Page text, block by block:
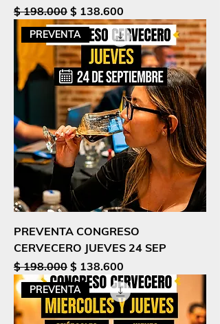
Precio
$ 198.000 Precio de oferta
$ 138.600
PREVENTA
PREVENTA CONGRESO
CERVECERO JUEVES 24 SEP
Precio
$ 198.000 Precio de oferta
$ 138.600
PREVENTA